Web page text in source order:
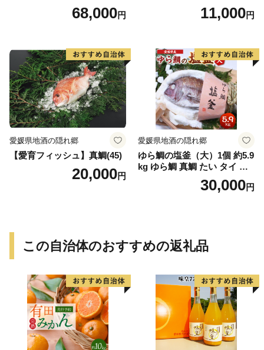
68,000円 11,000円
愛媛県地酒の隠れ郷
【愛育フィッシュ】真鯛(45)
20,000円
愛媛県地酒の隠れ郷
ゆら鯛の塩釜（大）1個 約5.9
kg ゆら鯛 真鯛 たい タイ 鯛
塩釜焼き 塩釜 魚 魚介類 海鮮
祝い事 お祝い ハレの日 食品
30,000円
この自治体のおすすめの返礼品